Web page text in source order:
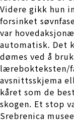
Videre gikk hun
forsinket
var
automatisk. Det
dømes ved å
lærebokteksten/
avsnittsskjema
kåret som de
skogen. Et stop
Srebrenica